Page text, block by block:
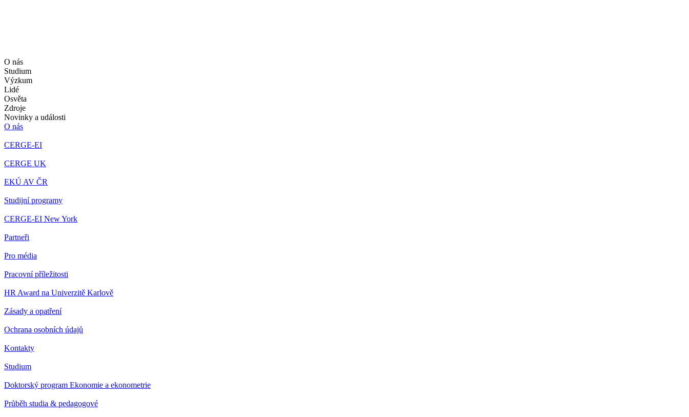
O nás
Studium
Výzkum
Lidé
Osvěta
Zdroje
Novinky a události
O nás
CERGE-EI
CERGE UK
EKÚ AV ČR
Studijní programy
CERGE-EI New York
Partneři
Pro média
Pracovní příležitosti
HR Award na Univerzitě Karlově
Zásady a opatření
Ochrana osobních údajů
Kontakty
Studium
Doktorský program Ekonomie a ekonometrie
Průběh studia & pedagogové